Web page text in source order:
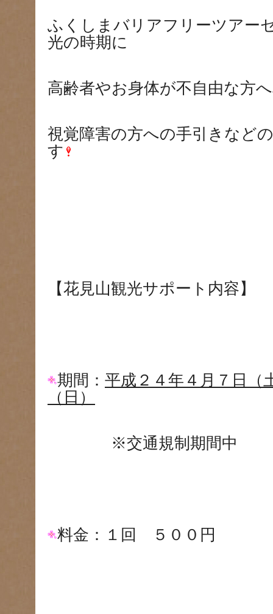
ふくしまバリアフリーツアー
光の時期に
高齢者やお身体が不自由な方
視覚障害の方への手引きなど
す
【花見山観光サポート内容】
期間： 平成２４年４月７日（
（日）
※交通規制期間中
料金：１回 ５００円